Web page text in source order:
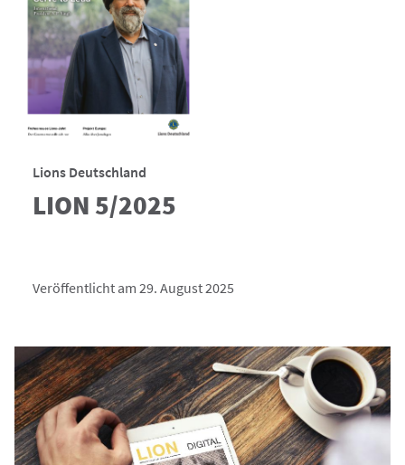
Lions Deutschland
LION 5/2025
Veröffentlicht am 29. August 2025